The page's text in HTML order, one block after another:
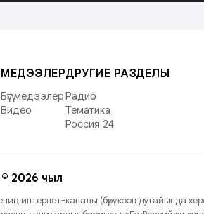
МЕДЭЭЛЕР
Бүгү медээлер
Видео
ДРУГИЕ РАЗДЕЛЫ
Радио
Тематика
Россия 24
2026 чыл
интернет-каналы (бүрүткээн